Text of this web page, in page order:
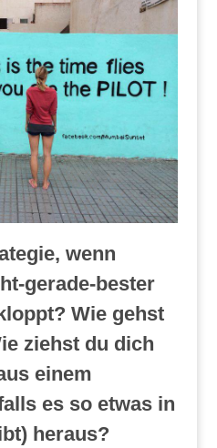
wenn
gerade-bester
Wie gehst
ziehst du dich
einem
es so etwas in
heraus?